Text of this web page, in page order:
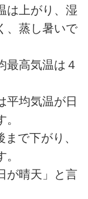
は上がり、湿
、蒸し暑いで
最高気温は４
平均気温が日
で下がり、
が晴天」と言